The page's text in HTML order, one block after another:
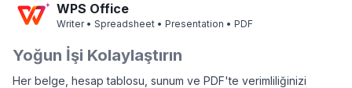
WPS Office
Writer • Spreadsheet • Presentation • PDF
Yoğun İşi Kolaylaştırın
Her belge, hesap tablosu, sunum ve PDF'te verimliliğinizi